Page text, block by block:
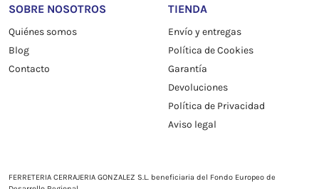
SOBRE NOSOTROS
Quiénes somos
Blog
Contacto
TIENDA
Envío y entregas
Política de Cookies
Garantía
Devoluciones
Política de Privacidad
Aviso legal
FERRETERIA CERRAJERIA GONZALEZ S.L. beneficiaria del Fondo Europeo de